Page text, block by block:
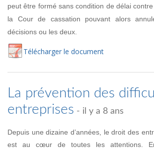
peut être formé sans condition de délai
la Cour de cassation pouvant alors
décisions ou les deux.
Télécharger le document
La prévention des
entreprises - il y a 8 ans
Depuis une dizaine d’années, le droit des
est au cœur de toutes les attentions.